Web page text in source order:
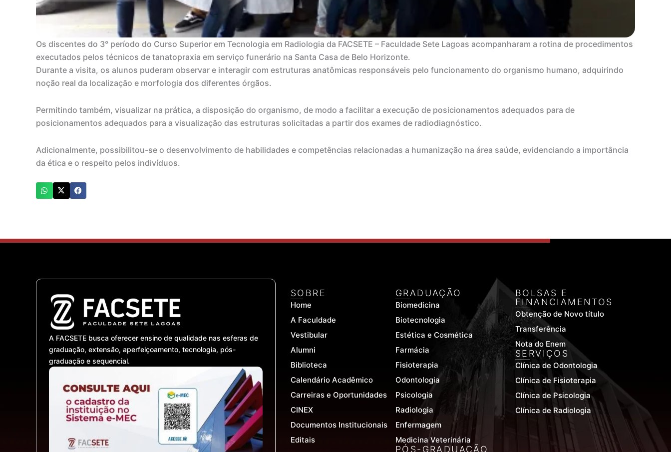
Os discentes do 3° período do Curso Superior em Tecnologia em Radiologia da FACSETE – Faculdade Sete Lagoas acompanharam a rotina de procedimentos
executados pelos técnicos de tanatopraxia em serviço funerário na Santa Casa de Belo Horizonte.
Durante a visita, os alunos puderam observar e interagir com estruturas anatômicas responsáveis pelo funcionamento do organismo humano, adquirindo
noção real da localização e morfologia dos diferentes órgãos.
Permitindo também, visualizar na prática, a disposição do organismo, de modo a facilitar a execução de posicionamentos adequados para de
posicionamentos adequados para a visualização das estruturas solicitadas a partir dos exames de radiodiagnóstico.
Adicionalmente, possibilitou-se o desenvolvimento de habilidades e competências relacionadas a humanização na área saúde, evidenciando a importância
da ética e o respeito pelos indivíduos.
A FACSETE busca oferecer ensino de qualidade nas esferas de
graduação, extensão, aperfeiçoamento, tecnologia, pós-
graduação e sequencial.
SOBRE
Home
A Faculdade
Vestibular
Alumni
Biblioteca
Calendário Acadêmico
Carreiras e Oportunidades
CINEX
Documentos Institucionais
Editais
GRADUAÇÃO
Biomedicina
Biotecnologia
Estética e Cosmética
Farmácia
Fisioterapia
Odontologia
Psicologia
Radiologia
Enfermagem
Medicina Veterinária
PÓS-GRADUAÇÃO
BOLSAS E
FINANCIAMENTOS
Obtenção de Novo título
Transferência
Nota do Enem
SERVIÇOS
Clínica de Odontologia
Clínica de Fisioterapia
Clínica de Psicologia
Clínica de Radiologia